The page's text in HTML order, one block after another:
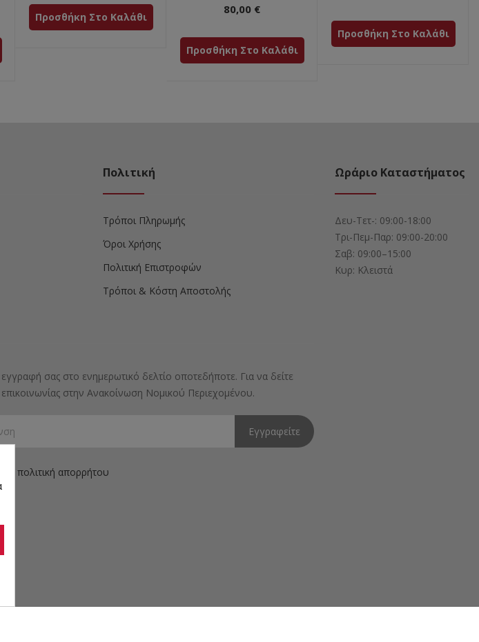
Προσθήκη Στο Καλάθι
80,00 €
Προσθήκη Στο Καλάθι
Προσθήκη Στο Καλάθι
Πολιτική
Τρόποι Πληρωμής
Όροι Χρήσης
Πολιτική Επιστροφών
Τρόποι & Κόστη Αποστολής
Ωράριο Καταστήματος
Δευ-Τετ-: 09:00-18:00
Τρι-Πεμ-Παρ: 09:00-20:00
Σαβ: 09:00–15:00
Κυρ: Κλειστά
σας στο ενημερωτικό δελτίο οποτεδήποτε. Για να δείτε
στην Ανακοίνωση Νομικού Περιεχομένου.
πολιτική απορρήτου